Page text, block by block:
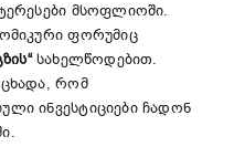
მსოფლიოში.
ფორუმიც
“სახელწოდებით.
რომ
ინვესტიციები ჩადონ